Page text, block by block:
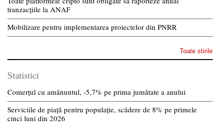
tranzacțiile la ANAF
Mobilizare pentru implementarea proiectelor din PNRR
Toate stirile
Statistici
Comerțul cu amănuntul, -5,7% pe prima jumătate a anului
Serviciile de piață pentru populație, scădere de 8% pe primele
cinci luni din 2026